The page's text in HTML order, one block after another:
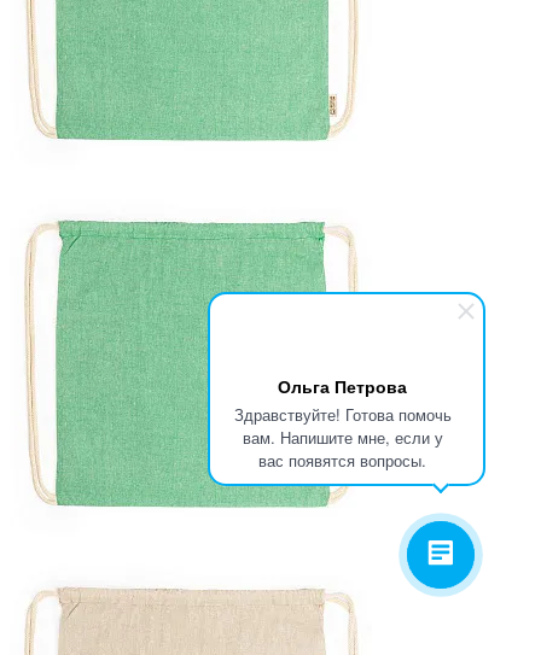
Ольга Петрова
Здравствуйте! Готова помочь
вам. Напишите мне, если у
вас появятся вопросы.